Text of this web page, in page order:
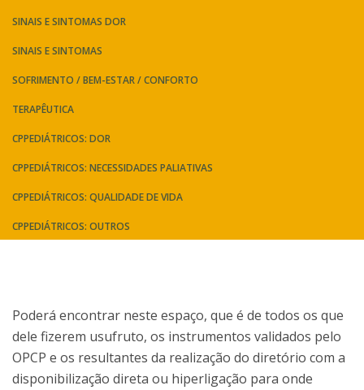
SINAIS E SINTOMAS DOR
SINAIS E SINTOMAS
SOFRIMENTO / BEM-ESTAR / CONFORTO
TERAPÊUTICA
CPPEDIÁTRICOS: DOR
CPPEDIÁTRICOS: NECESSIDADES PALIATIVAS
CPPEDIÁTRICOS: QUALIDADE DE VIDA
CPPEDIÁTRICOS: OUTROS
Poderá encontrar neste espaço, que é de todos os que
dele fizerem usufruto, os instrumentos validados pelo
OPCP e os resultantes da realização do diretório com a
disponibilização direta ou hiperligação para onde